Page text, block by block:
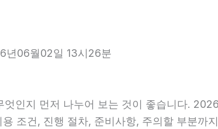
년06월02일 13시26분
인지 먼저 나누어 보는 것이 좋습니다.
조건, 진행 절차, 준비사항, 주의할 부분